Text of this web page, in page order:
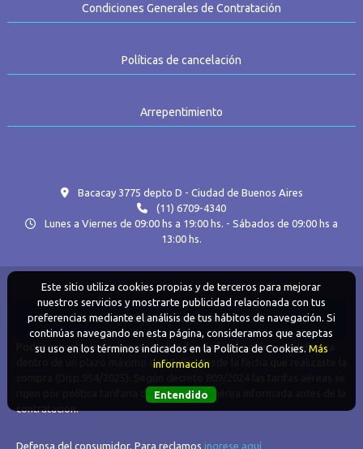
Condiciones Generales de Contratación
Políticas de cancelación
Arrepentimiento
Bacacay 3775 depto D - Ciudad de Buenos Aires
(11) 6709-4340
Lunes a Viernes de 09:00 hs a 19:00 hs. - Sábados de 09:00 hs a
13:00 hs.
Boton de arrepentimiento
Podés cancelar tus compras realizadas de forma online o telefonica
dentro de un plazo máximo de 10 días desde la fecha que realizaste la
rigen por política tarifaria de la compañía aérea informada antes de la
Defensa del consumidor. Para reclamos ingrese aquí
Este sitio utiliza cookies propias y de terceros para mejorar
nuestros servicios y mostrarte publicidad relacionada con tus
preferencias mediante el análisis de tus hábitos de navegación. Si
continúas navegando en esta página, consideramos que aceptas
su uso en los términos indicados en la Política de Cookies. Más
información
Entendido